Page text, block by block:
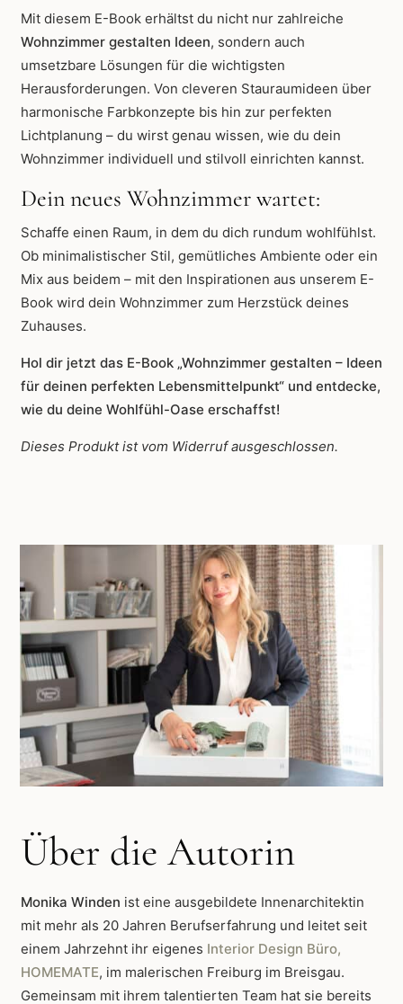
Mit diesem E-Book erhältst du nicht nur zahlreiche
Wohnzimmer gestalten Ideen, sondern auch
umsetzbare Lösungen für die wichtigsten
Herausforderungen. Von cleveren Stauraumideen über
harmonische Farbkonzepte bis hin zur perfekten
Lichtplanung – du wirst genau wissen, wie du dein
Wohnzimmer individuell und stilvoll einrichten kannst.
Dein neues Wohnzimmer wartet:
Schaffe einen Raum, in dem du dich rundum wohlfühlst.
Ob minimalistischer Stil, gemütliches Ambiente oder ein
Mix aus beidem – mit den Inspirationen aus unserem E-
Book wird dein Wohnzimmer zum Herzstück deines
Zuhauses.
Hol dir jetzt das E-Book „Wohnzimmer gestalten – Ideen
für deinen perfekten Lebensmittelpunkt“ und entdecke,
wie du deine Wohlfühl-Oase erschaffst!
Dieses Produkt ist vom Widerruf ausgeschlossen.
Über die Autorin
Monika Winden ist eine ausgebildete Innenarchitektin
mit mehr als 20 Jahren Berufserfahrung und leitet seit
einem Jahrzehnt ihr eigenes Interior Design Büro,
HOMEMATE, im malerischen Freiburg im Breisgau.
Gemeinsam mit ihrem talentierten Team hat sie bereits